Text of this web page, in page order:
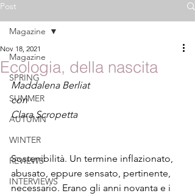
Post
Magazine
SPRING
SUMMER
AUTUMN
WINTER
REVIEWS
INTERVIEWS
Magazine
Ecologia, della nascita
Nov 18, 2021
Maddalena Berliat
con
Clara Scropetta
Sostenibilità. Un termine inflazionato,
abusato, eppure sensato, pertinente,
necessario. Erano gli anni novanta e i